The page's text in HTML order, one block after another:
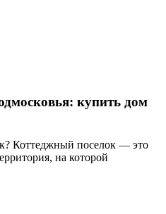
купить дом
Коттеджный поселок — это
на которой